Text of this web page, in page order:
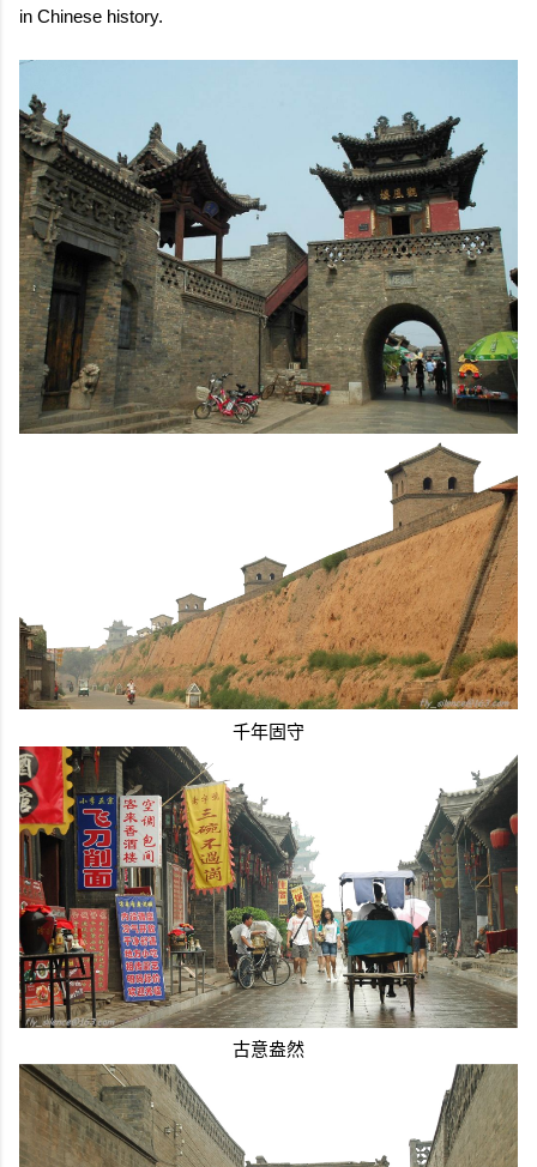
in Chinese history.
千年固守
古意盎然